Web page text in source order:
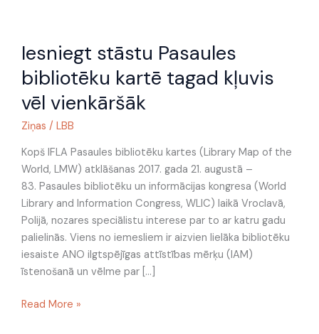
Iesniegt stāstu Pasaules
bibliotēku kartē tagad kļuvis
vēl vienkāršāk
Ziņas / LBB
Kopš IFLA Pasaules bibliotēku kartes (Library Map of the
World, LMW) atklāšanas 2017. gada 21. augustā –
83. Pasaules bibliotēku un informācijas kongresa (World
Library and Information Congress, WLIC) laikā Vroclavā,
Polijā, nozares speciālistu interese par to ar katru gadu
palielinās. Viens no iemesliem ir aizvien lielāka bibliotēku
iesaiste ANO ilgtspējīgas attīstības mērķu (IAM)
īstenošanā un vēlme par […]
stāstu
bibliotēku
kartē
kļuvis
vēl
vienkāršāk
Read More »